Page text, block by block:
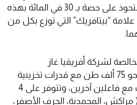
تنشط في الشرق وتستحوذ على حصة بـ 30 في المائة بهذه
“بيتافريك” التي توزع بكل من
لشركة أفريقيا غاز
AFRIQUIA GAZ إلى نحو 75 ألف طن مع قدرات تخزينية
إضافية بشكل مشترك مع فاعلين آخرين، وتتوفر على 4
مراكش، المحمدية، الجرف الأصفر،